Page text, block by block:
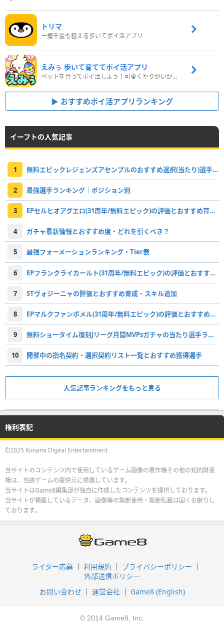
トリマ
一攫千金も狙える歩いてポイ活アプリ
えみぅ 歩いて育ててポイ活アプリ
ペットを育ってポイ活しよう！可愛くやりがいがある新感覚アプリ
おすすめポイ活アプリランキング
イーフトの人気記事
1 無料エピックレジェンズアセンブルのおすすめ選択(当たり)選手ランキングと引き方
2 最強選手ランキング｜ポジション別
3 EPセルヒオアグエロ(31周年/無料エピック)の評価とおすすめ育成・スキル追加
4 ガチャ最新情報とおすすめ度・どれを引くべき？
5 最強フォーメーションランキング・Tier表
6 EPフランクライカールト(31周年/無料エピック)の評価とおすすめ育成・スキル追加
7 STヴォジーニャの評価とおすすめ育成・スキル追加
8 EPマルクファンボメル(31周年/無料エピック)の評価とおすすめ育成・スキル追加
9 無料ショータイム復刻Jリーグ月間MVPsガチャの当たり選手ランキング
10 開催中の指名契約・選択契約リスト一覧とおすすめ獲得選手
人気記事ランキングをもっと見る
権利表記
©2025 Konami Digital Entertainment
当サイトのコンテンツ内で使用しているゲーム画像の著作権その他の知的財産
権は、当該ゲームの提供元に帰属しています。
当サイトはGame8編集部が独自に作成したコンテンツを提供しております。
当サイトが掲載しているデータ、画像等の無断使用・無断転載は固くお断りし
ております。
ライター応募 利用規約
プライバシーポリシー
外部送信ポリシー
お問い合わせ
運営会社 Game8 (English)
© 2014 Game8, Inc.